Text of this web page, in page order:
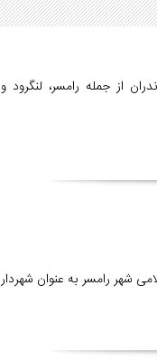
از جمله رامسر، لنگرود و
اسلامی شهر رامسر به عنوان شهردار